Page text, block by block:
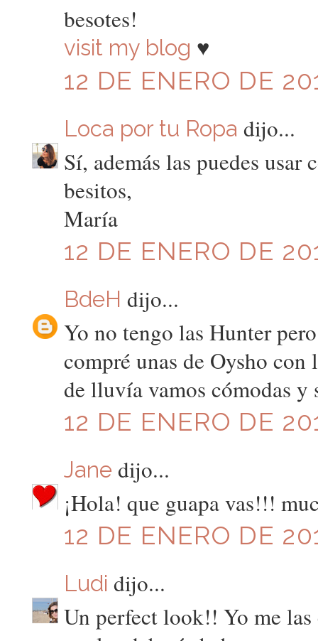
besotes!
visit my blog ♥
12 DE ENERO DE
Loca por tu Ropa dijo...
Sí, además las puedes
besitos,
María
12 DE ENERO DE
BdeH dijo...
Yo no tengo las Hunter
compré unas de Oysho con
de lluvía vamos cómodas
12 DE ENERO DE
Jane dijo...
¡Hola! que guapa vas!!!
12 DE ENERO DE
Ludi dijo...
Un perfect look!! Yo me